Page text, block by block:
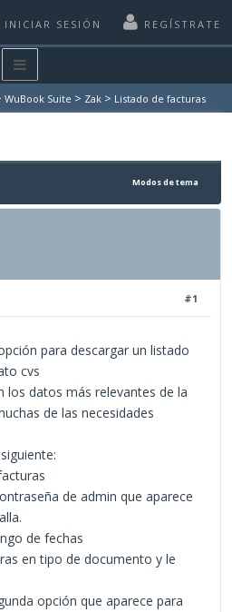
INICIAR SESIÓN REGÍSTRATE
WuBook Suite > Zak > Listado de facturas
Modos de tema
#1
para descargar un listado
cvs
los datos más relevantes de la
de las necesidades
de admin que aparece
de fechas
en tipo de documento y le
opción que aparece para